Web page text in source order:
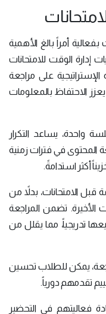
أمراً بالغ الأهمية
إدارة الوقت للامتحانات
الإستراتيجية على مراجعة
الاحتفاظ بالمعلومات
يساعد التكرار
المحتوى في فترات زمنية
أكثر استدامةً.
الامتحانات، بدلاً من
الأخيرة. تضمن المراجعة
تدريجياً، مما يقلل من
يمكن للطلاب تحسين
تقدمهم دورياً.
فعاليتهم في التحضير